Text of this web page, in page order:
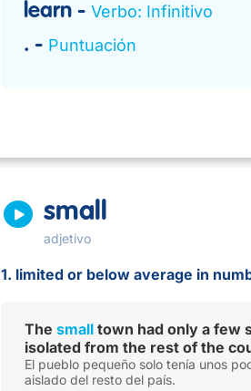
learn Verbo: Infinitivo
. Puntuación
small
adjetivo
1. limited or below average in
The small town had only a few
isolated from the rest of the
El pueblo pequeño solo tenía unos
aislado del resto del país.